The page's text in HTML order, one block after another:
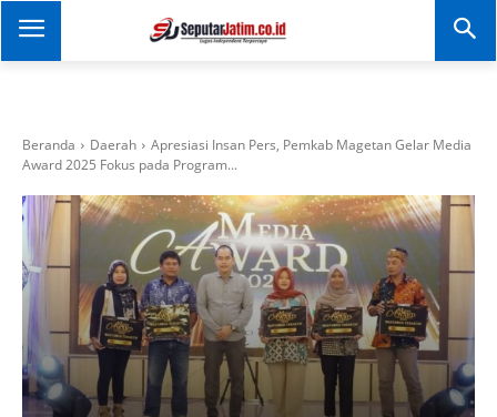
SEPUTAR JATIM
Portal Informasi Dan
Beranda Daerah
Apresiasi Insan Pers, Pemkab Magetan Gelar Media
Award 2025 Fokus pada Program...